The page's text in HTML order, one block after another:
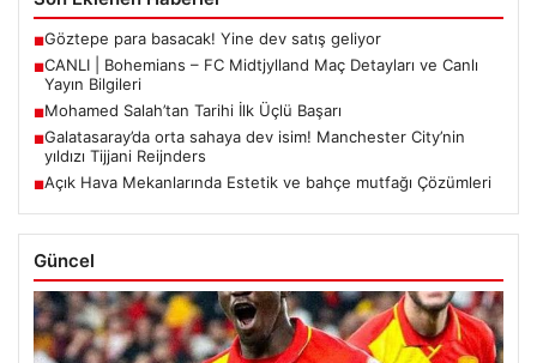
■Göztepe para basacak! Yine dev satış geliyor
■CANLI | Bohemians – FC Midtjylland Maç Detayları ve Canlı
Yayın Bilgileri
■Mohamed Salah’tan Tarihi İlk Üçlü Başarı
■Galatasaray’da orta sahaya dev isim! Manchester City’nin
yıldızı Tijjani Reijnders
■Açık Hava Mekanlarında Estetik ve bahçe mutfağı Çözümleri
Güncel